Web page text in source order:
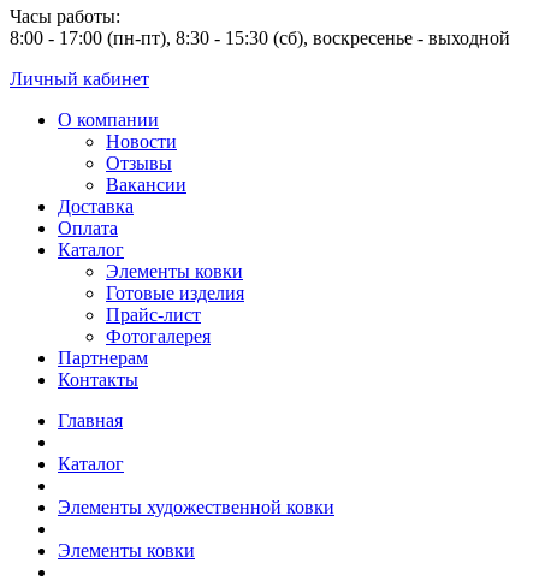
Часы работы:
8:00 - 17:00 (пн-пт), 8:30 - 15:30 (сб), воскресенье - выходной
Личный кабинет
О компании
Новости
Отзывы
Вакансии
Доставка
Оплата
Каталог
Элементы ковки
Готовые изделия
Прайс-лист
Фотогалерея
Партнерам
Контакты
Главная
Каталог
Элементы художественной ковки
Элементы ковки